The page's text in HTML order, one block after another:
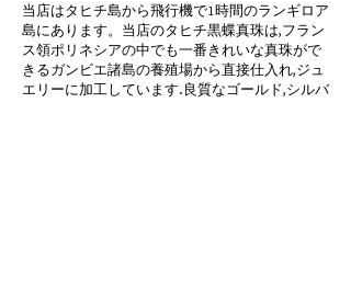
当店はタヒチ島から飛行機で1時間のランギロア
島にあります。当店のタヒチ黒蝶真珠は,フラン
ス領ポリネシアの中でも一番きれいな真珠がで
きるガンビエ諸島の養殖場から直接仕入れ,ジュ
エリーに加工しています.良質なゴールド,シルバ